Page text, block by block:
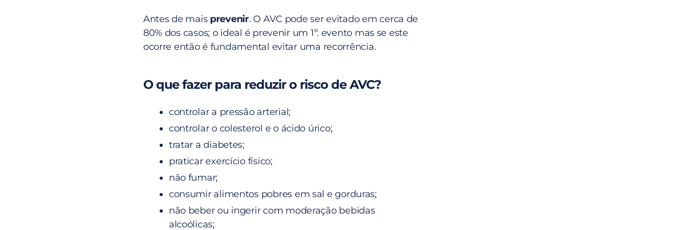
Antes de mais prevenir. O AVC pode ser evitado em cerca de
80% dos casos; o ideal é prevenir um 1º. evento mas se este
ocorre então é fundamental evitar uma recorrência.
O que fazer para reduzir o risco de AVC?
controlar a pressão arterial;
controlar o colesterol e o ácido úrico;
tratar a diabetes;
praticar exercício físico;
não fumar;
consumir alimentos pobres em sal e gorduras;
não beber ou ingerir com moderação bebidas
alcoólicas;